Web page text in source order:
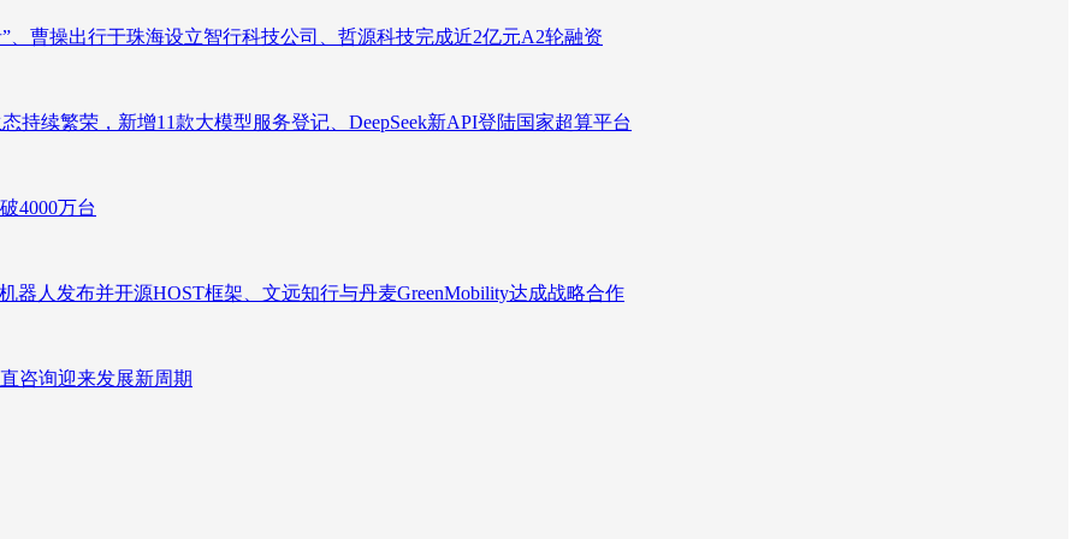
曹操出行于珠海设立智行科技公司、哲源科技完成近2亿元A2轮融资
续繁荣，新增11款大模型服务登记、DeepSeek新API登陆国家超算平台
4000万台
器人发布并开源HOST框架、文远知行与丹麦GreenMobility达成战略合作
咨询迎来发展新周期